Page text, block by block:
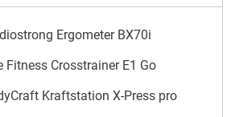
Ergometer BX70i
Fitness Crosstrainer E1 Go
Kraftstation X-Press pro